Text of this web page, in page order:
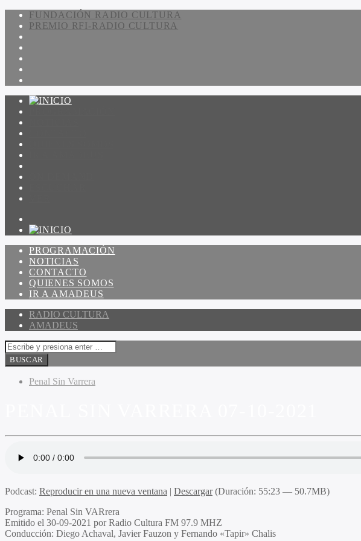
FUNDACIÓN RADIO CULTURA
PREMIO RFI-RADIO CULTURA
PROGRAMACIÓN
NOTICIAS
CONTACTO
QUIENES SOMOS
IR A AMADEUS
RADIO CULTURA
AMADEUS
Penal Sin Varrera
Podcast: Reproducir en una nueva ventana | Descargar(Duración: 55:23 — 50.7MB)
Programa: Penal Sin VARrera
Emitido el 30-09-2021 por Radio Cultura FM 97.9 MHZ
Conducción: Diego Achaval, Javier Fauzon y Fernando «Tapir» Chalis